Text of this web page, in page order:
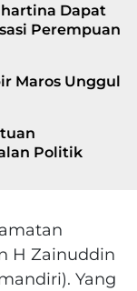
Dapat
Perempuan
Maros Unggul
Politik
H Zainuddin
Yang